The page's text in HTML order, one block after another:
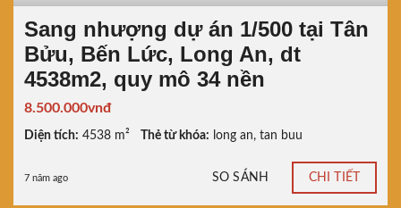
Sang nhượng dự án 1/500 tại Tân
Bửu, Bến Lức, Long An, dt
4538m2, quy mô 34 nền
8.500.000vnđ
Diện tích: 4538 m² Thẻ từ khóa: long an, tan buu
7 năm ago SO SÁNH CHI TIẾT